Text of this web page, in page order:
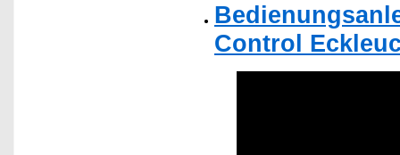
Control